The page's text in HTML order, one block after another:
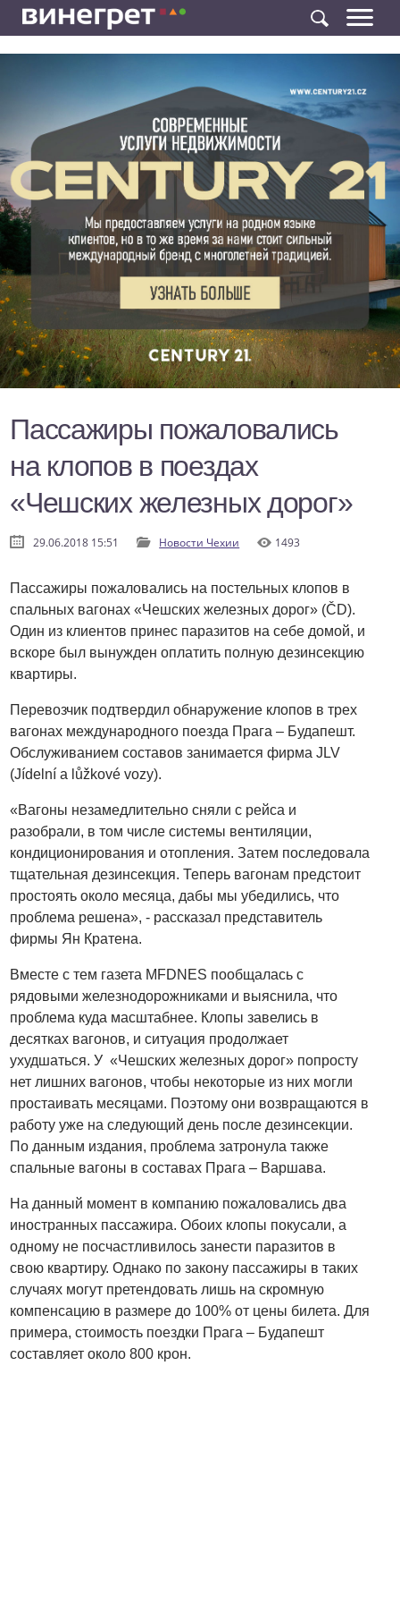
Пассажиры пожаловались
на клопов в поездах
«Чешских железных дорог»
29.06.2018 15:51 Новости Чехии 1493
Пассажиры пожаловались на постельных клопов в
спальных вагонах «Чешских железных дорог» (ČD).
Один из клиентов принес паразитов на себе домой, и
вскоре был вынужден оплатить полную дезинсекцию
квартиры.
Перевозчик подтвердил обнаружение клопов в трех
вагонах международного поезда Прага – Будапешт.
Обслуживанием составов занимается фирма JLV
(Jídelní a lůžkové vozy).
«Вагоны незамедлительно сняли с рейса и
разобрали, в том числе системы вентиляции,
кондиционирования и отопления. Затем последовала
тщательная дезинсекция. Теперь вагонам предстоит
простоять около месяца, дабы мы убедились, что
проблема решена», - рассказал представитель
фирмы Ян Кратена.
Вместе с тем газета MFDNES пообщалась с
рядовыми железнодорожниками и выяснила, что
проблема куда масштабнее. Клопы завелись в
десятках вагонов, и ситуация продолжает
ухудшаться. У «Чешских железных дорог» попросту
нет лишних вагонов, чтобы некоторые из них могли
простаивать месяцами. Поэтому они возвращаются в
работу уже на следующий день после дезинсекции.
По данным издания, проблема затронула также
спальные вагоны в составах Прага – Варшава.
На данный момент в компанию пожаловались два
иностранных пассажира. Обоих клопы покусали, а
одному не посчастливилось занести паразитов в
свою квартиру. Однако по закону пассажиры в таких
случаях могут претендовать лишь на скромную
компенсацию в размере до 100% от цены билета. Для
примера, стоимость поездки Прага – Будапешт
составляет около 800 крон.